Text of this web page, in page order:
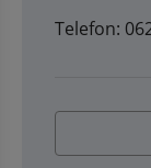
Telefon: